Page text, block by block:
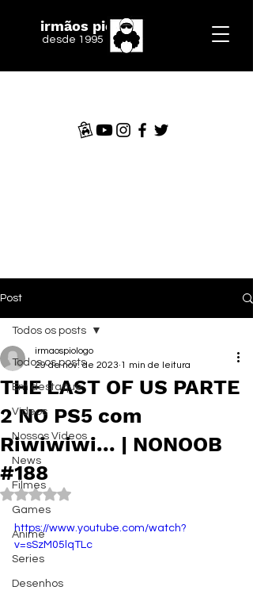
irmãos piologo
desde 1995
Post
Todos os posts
Em destaque
Vídeos
Nossos Vídeos
News
Filmes
Games
Anime
Series
Desenhos
Todos os posts
THE LAST OF US PARTE
2 NO PS5 com
Riwiwiwi... | NONOOB
#188
irmaospiologo
29 de nov. de 2023 1 min de leitura
Avaliado com NaN de 5 estrelas.
https://www.youtube.com/watch?
v=sSzM05lqTLc